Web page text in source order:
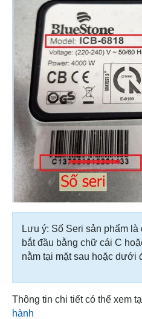
Lưu ý: Số Seri sản phẩm
bắt đầu bằng chữ cái C
nằm tại mặt sau hoặc dưới
Thông tin chi tiết có thể xem
hành